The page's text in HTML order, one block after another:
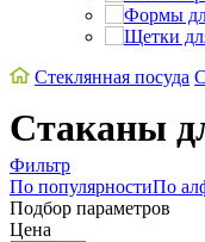
Стеклянная посуда
Стаканы
Фильтр
По популярностиПо
Подбор параметров
Цена